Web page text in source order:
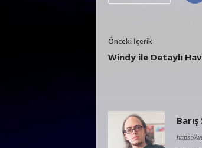
Önceki İçerik
Windy ile Detaylı
Barış
https://